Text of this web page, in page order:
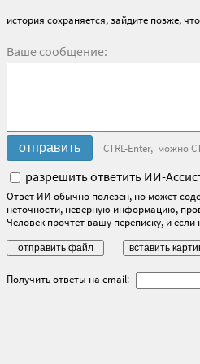
история сохраняется, зайдите позже,
Ваше сообщение:
CTRL-Enter, можно
разрешить ответить ИИ-
Ответ ИИ обычно полезен, но может
неточности, неверную информацию,
Человек прочтет вашу переписку, и
Получить ответы на email: